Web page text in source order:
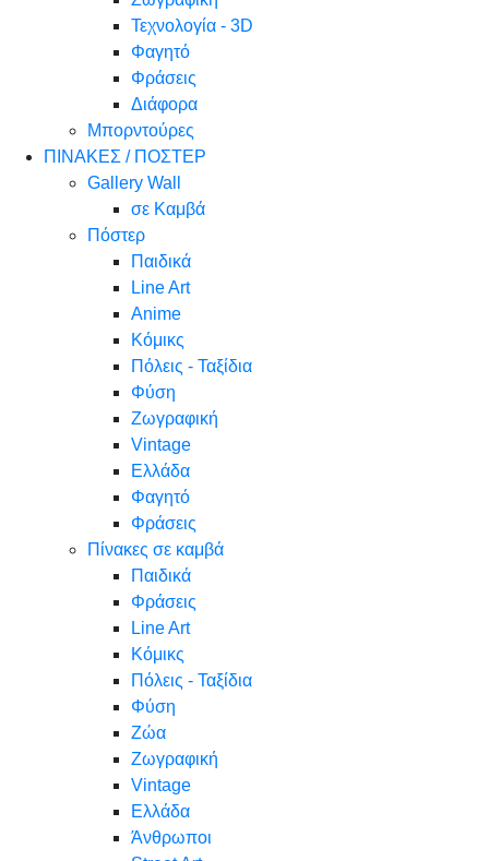
Τεχνολογία - 3D
Φαγητό
Φράσεις
Διάφορα
Μπορντούρες
ΠΙΝΑΚΕΣ / ΠΟΣΤΕΡ
Gallery Wall
σε Καμβά
Πόστερ
Παιδικά
Line Art
Anime
Κόμικς
Πόλεις - Ταξίδια
Φύση
Ζωγραφική
Vintage
Ελλάδα
Φαγητό
Φράσεις
Πίνακες σε καμβά
Παιδικά
Φράσεις
Line Art
Κόμικς
Πόλεις - Ταξίδια
Φύση
Ζώα
Ζωγραφική
Vintage
Ελλάδα
Άνθρωποι